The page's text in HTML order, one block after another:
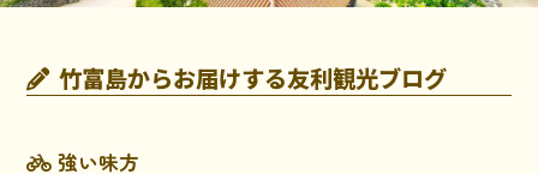
竹富島からお届けする友利観光ブログ
強い味方